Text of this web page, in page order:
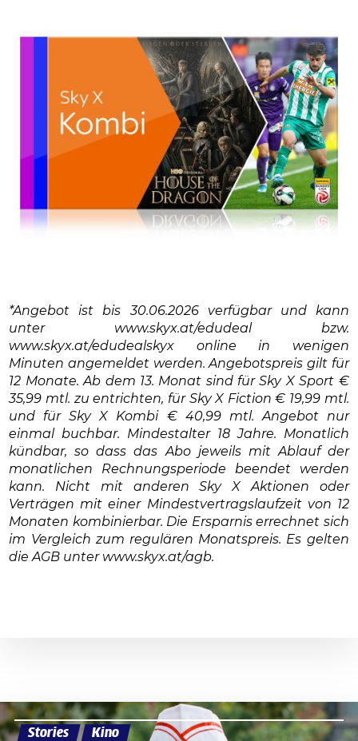
*Angebot ist bis 30.06.2026 verfügbar und kann
unter www.skyx.at/edudeal bzw.
www.skyx.at/edudealskyx online in wenigen
Minuten angemeldet werden. Angebotspreis gilt für
12 Monate. Ab dem 13. Monat sind für Sky X Sport €
35,99 mtl. zu entrichten, für Sky X Fiction € 19,99 mtl.
und für Sky X Kombi € 40,99 mtl. Angebot nur
einmal buchbar. Mindestalter 18 Jahre. Monatlich
kündbar, so dass das Abo jeweils mit Ablauf der
monatlichen Rechnungsperiode beendet werden
kann. Nicht mit anderen Sky X Aktionen oder
Verträgen mit einer Mindestvertragslaufzeit von 12
Monaten kombinierbar. Die Ersparnis errechnet sich
im Vergleich zum regulären Monatspreis. Es gelten
die AGB unter www.skyx.at/agb.
Stories Kino